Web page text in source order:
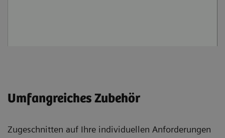
Umfangreiches Zubehör
Zugeschnitten auf Ihre individuellen Anforderungen